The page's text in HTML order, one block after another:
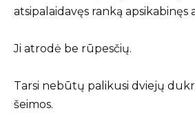
atsipalaidavęs ranką apsikabinęs
Ji atrodė be rūpesčių.
Tarsi nebūtų palikusi dviejų
šeimos.